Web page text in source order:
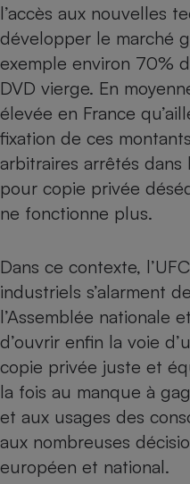
l’accès aux nouvelles
développer le marché
exemple environ 70%
DVD vierge. En
élevée en France
fixation de ces
arbitraires arrêtés dans
pour copie privée
ne fonctionne plus.
Dans ce contexte,
industriels s’alarment
l’Assemblée nationale
d’ouvrir enfin la voie
copie privée juste et
la fois au manque à
et aux usages des
aux nombreuses
européen et national.